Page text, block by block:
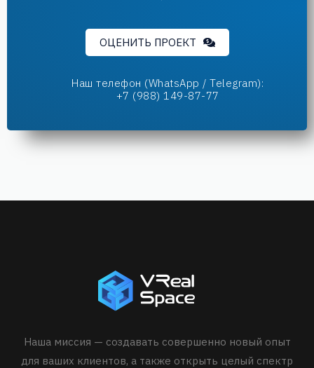
ОЦЕНИТЬ ПРОЕКТ
Наш телефон (WhatsApp / Telegram):
+7 (988) 149-87-77
Наша миссия — создавать совершенно новый опыт
для ваших клиентов, а также открыть целый спектр